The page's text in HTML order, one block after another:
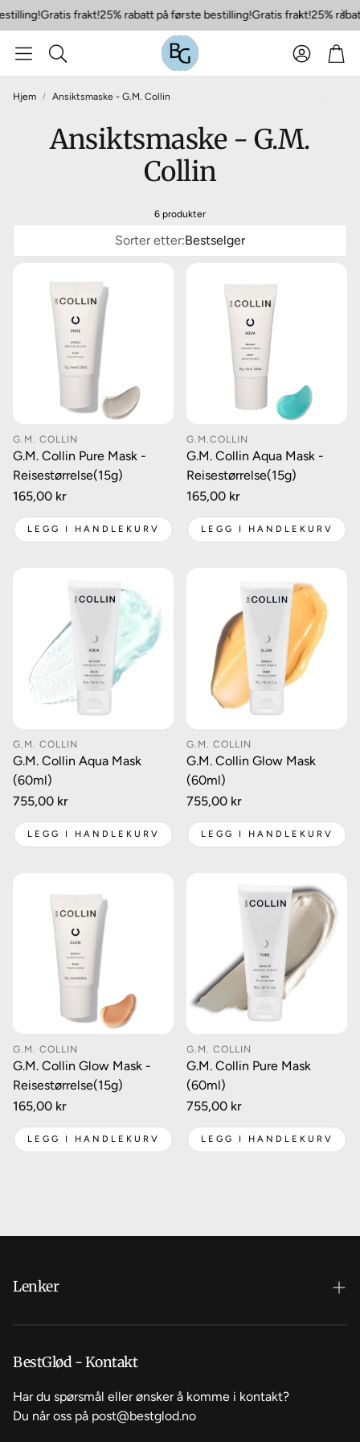
Gratis frakt!25% rabatt på første bestilling!Gratis frakt!25%
Søk
Konto
Hjem Ansiktsmaske - G.M. Collin
Ansiktsmaske - G.M.
Collin
6 produkter
Sorter etter:Bestselger
G.M. COLLIN
G.M. Collin Pure Mask -
Reisestørrelse(15g)
Vanlig
165,00 kr
LEGG I HANDLEKURV
G.M.COLLIN
G.M. Collin Aqua Mask -
Reisestørrelse(15g)
Vanlig
165,00 kr
LEGG I HANDLEKURV
G.M. COLLIN
G.M. Collin Aqua Mask
(60ml)
Vanlig
755,00 kr
LEGG I HANDLEKURV
G.M. COLLIN
G.M. Collin Glow Mask
(60ml)
Vanlig
755,00 kr
LEGG I HANDLEKURV
G.M. COLLIN
G.M. Collin Glow Mask -
Reisestørrelse(15g)
Vanlig
165,00 kr
LEGG I HANDLEKURV
G.M. COLLIN
G.M. Collin Pure Mask
(60ml)
Vanlig
755,00 kr
LEGG I HANDLEKURV
Lenker
Hvorfor velge BestGlød?
Om oss
Kontakt oss
Vanlige spørsmål
BestGlød - Kontakt
Har du spørsmål eller ønsker å komme i kontakt?
Du når oss på post@bestglod.no